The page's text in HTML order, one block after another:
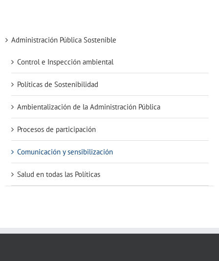
Administración Pública Sostenible
Control e Inspección ambiental
Políticas de Sostenibilidad
Ambientalización de la Administración Pública
Procesos de participación
Comunicación y sensibilización
Salud en todas las Políticas